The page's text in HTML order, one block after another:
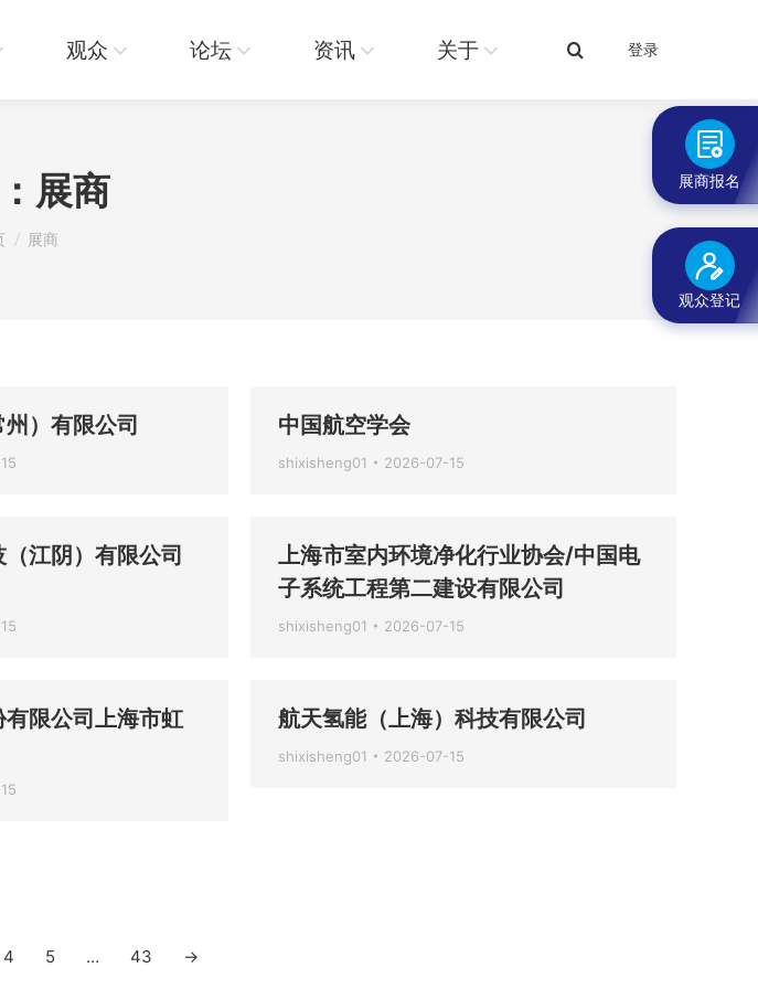
观众 论坛 资讯 关于
搜
登录
展商
这里：
展商
）有限公司 中国航空学会
shixisheng01 2026-07-15
江阴）有限公司
上海市室内环境净化行业协会/中国电
子系统工程第二建设有限公司
shixisheng01 2026-07-15
限公司上海市虹
航天氢能（上海）科技有限公司
shixisheng01 2026-07-15
4 5 … 43 →
展商报名
观众登记
论坛 资讯 关于
搜